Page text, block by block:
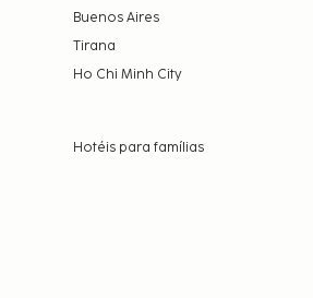
Buenos Aires
Tirana
Ho Chi Minh City
Hotéis para famílias